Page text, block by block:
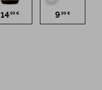
14,99 € 9,99 €